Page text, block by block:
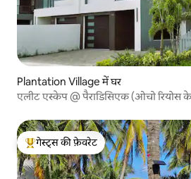
Plantation Village में घर
एलीट एस्केप @ पैराडिसिएक (ओचो रियोस
गेस्ट्स का टॉप फ़ेवरेट
गेस्ट्स की फ़ेवरेट